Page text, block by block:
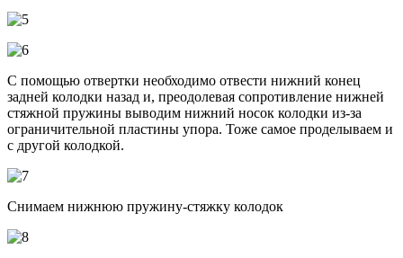
С помощью отвертки необходимо отвести нижний конец
задней колодки назад и, преодолевая сопротивление нижней
стяжной пружины выводим нижний носок колодки из-за
ограничительной пластины упора. Тоже самое проделываем и
с другой колодкой.
Снимаем нижнюю пружину-стяжку колодок